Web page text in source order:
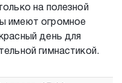
на полезной
имеют огромное
день для
гимнастикой.